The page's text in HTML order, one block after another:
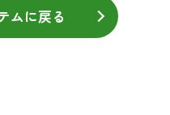
ムに戻る